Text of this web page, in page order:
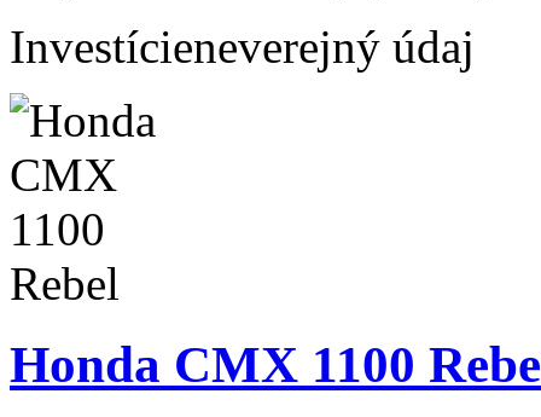
Investícieneverejný údaj
Honda CMX 1100